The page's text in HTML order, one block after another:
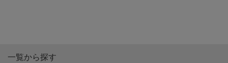
一覧から探す